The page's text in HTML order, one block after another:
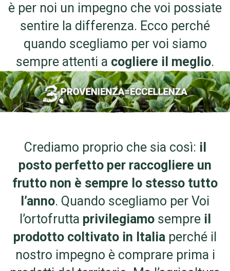
è per noi un impegno che voi possiate
sentire la differenza. Ecco perché
quando scegliamo per voi siamo
sempre attenti a cogliere il meglio.
Crediamo proprio che sia così: il
posto perfetto per raccogliere un
frutto non è sempre lo stesso tutto
l’anno. Quando scegliamo per Voi
l’ortofrutta privilegiamosempre il
prodotto coltivato in Italia perché il
nostro impegno è comprare prima i